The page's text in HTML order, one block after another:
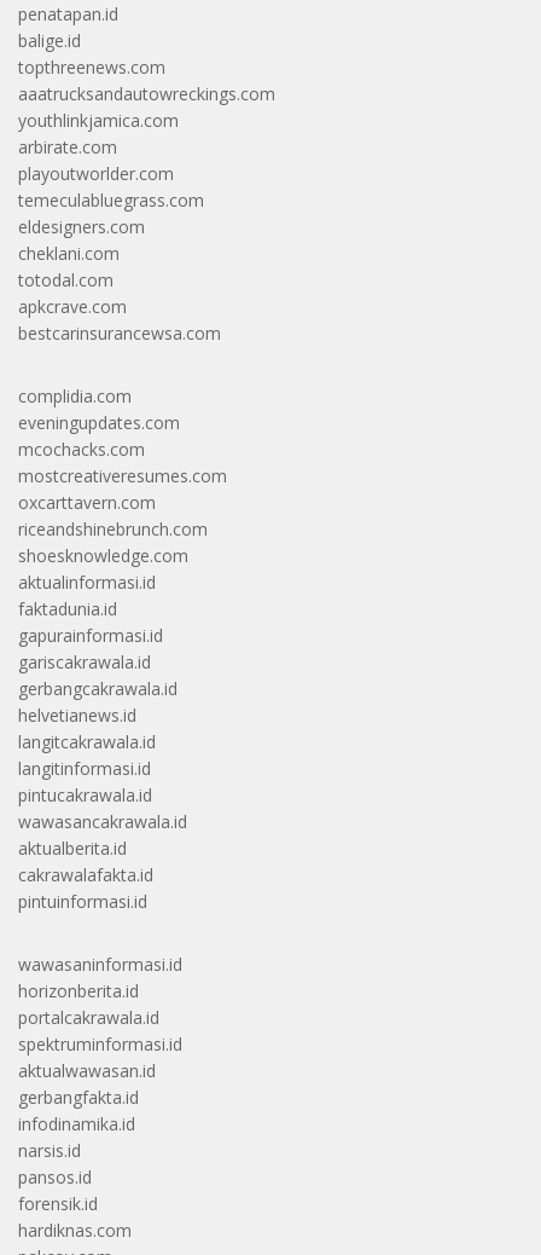
penatapan.id
balige.id
topthreenews.com
aaatrucksandautowreckings.com
youthlinkjamica.com
arbirate.com
playoutworlder.com
temeculabluegrass.com
eldesigners.com
cheklani.com
totodal.com
apkcrave.com
bestcarinsurancewsa.com
complidia.com
eveningupdates.com
mcochacks.com
mostcreativeresumes.com
oxcarttavern.com
riceandshinebrunch.com
shoesknowledge.com
aktualinformasi.id
faktadunia.id
gapurainformasi.id
gariscakrawala.id
gerbangcakrawala.id
helvetianews.id
langitcakrawala.id
langitinformasi.id
pintucakrawala.id
wawasancakrawala.id
aktualberita.id
cakrawalafakta.id
pintuinformasi.id
wawasaninformasi.id
horizonberita.id
portalcakrawala.id
spektruminformasi.id
aktualwawasan.id
gerbangfakta.id
infodinamika.id
narsis.id
pansos.id
forensik.id
hardiknas.com